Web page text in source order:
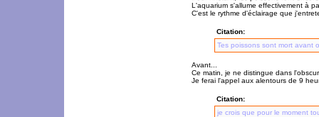
L'aquarium s'allume effectivement à
C'est le rythme d'éclairage que
Citation:
Tes poissons sont mort avant
Avant...
Ce matin, je ne distingue dans
Je ferai l'appel aux alentours de 9
Citation:
je crois que pour le moment